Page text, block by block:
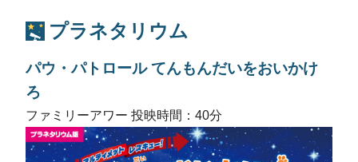
パウ・パトロール てんもんだいをおいかけ
ろ
ファミリーアワー 投映時間：40分